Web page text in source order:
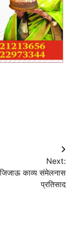
Next:
जिजाऊ काव्य संमेलनास
प्रतिसाद